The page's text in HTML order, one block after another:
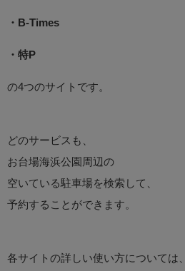
・B-Times
・特P
の4つのサイトです。
どのサービスも、
お台場海浜公園周辺の
空いている駐車場を検索して、
予約することができます。
各サイトの詳しい使い方については、